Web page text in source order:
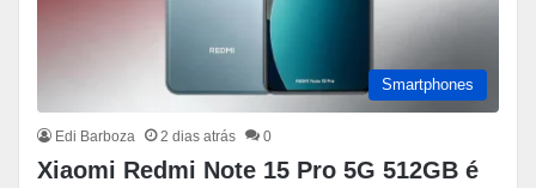
Smartphones
Edi Barboza 2 dias atrás 0
Xiaomi Redmi Note 15 Pro 5G 512GB é